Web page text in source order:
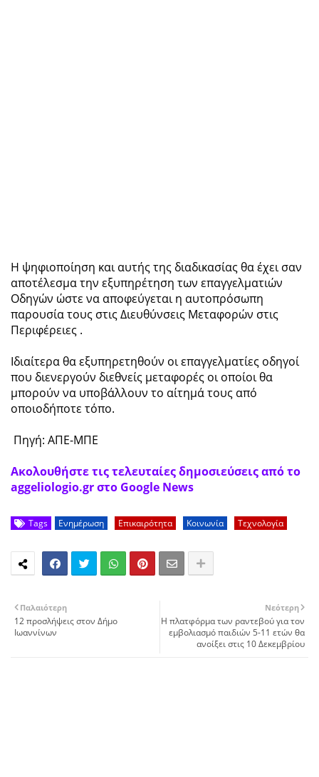
Η ψηφιοποίηση και αυτής της διαδικασίας θα έχει σαν
αποτέλεσμα την εξυπηρέτηση των επαγγελματιών
Οδηγών ώστε να αποφεύγεται η αυτοπρόσωπη
παρουσία τους στις Διευθύνσεις Μεταφορών στις
Περιφέρειες .
Ιδιαίτερα θα εξυπηρετηθούν οι επαγγελματίες οδηγοί
που διενεργούν διεθνείς μεταφορές οι οποίοι θα
μπορούν να υποβάλλουν το αίτημά τους από
οποιοδήποτε τόπο.
Πηγή: ΑΠΕ-ΜΠΕ
Ακολουθήστε τις τελευταίες δημοσιεύσεις από το
aggeliologio.gr στο Google News
Tags Ενημέρωση Επικαιρότητα Κοινωνία Τεχνολογία
Νεότερη
Η πλατφόρμα των ραντεβού για τον
εμβολιασμό παιδιών 5-11 ετών θα
ανοίξει στις 10 Δεκεμβρίου
Παλαιότερη
12 προσλήψεις στον Δήμο
Ιωαννίνων